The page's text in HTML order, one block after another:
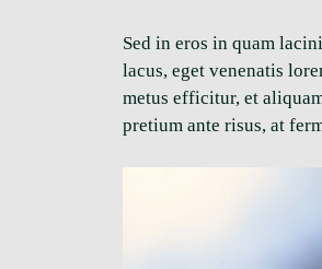
Sed in eros in quam
lacus, eget venenatis
metus efficitur, et
pretium ante risus, at